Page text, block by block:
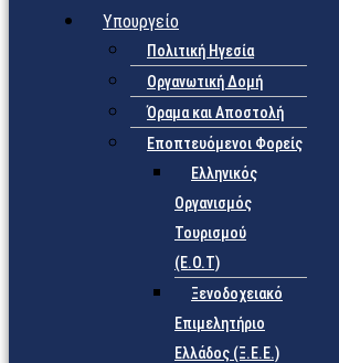
Υπουργείο
Πολιτική Ηγεσία
Οργανωτική Δομή
Όραμα και Αποστολή
Εποπτευόμενοι Φορείς
Eλληνικός
Οργανισμός
Τουρισμού
(Ε.Ο.Τ)
Ξενοδοχειακό
Επιμελητήριο
Ελλάδος (Ξ.Ε.Ε.)